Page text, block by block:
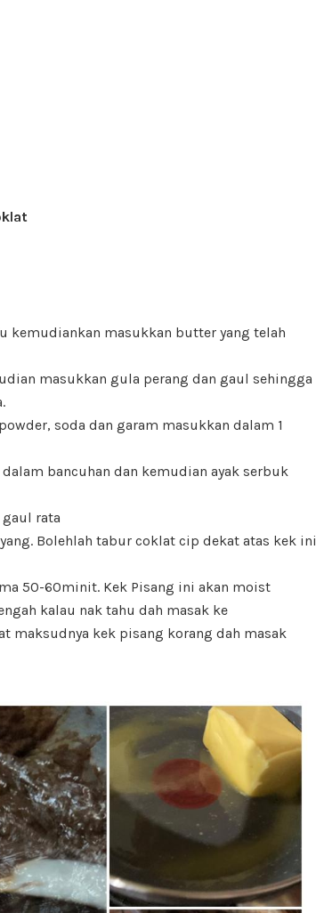
kemudiankan masukkan butter yang telah
masukkan gula perang dan gaul sehingga
soda dan garam masukkan dalam 1
bancuhan dan kemudian ayak serbuk
rata
Bolehlah tabur coklat cip dekat atas kek ini
50-60minit. Kek Pisang ini akan moist
kalau nak tahu dah masak ke
maksudnya kek pisang korang dah masak